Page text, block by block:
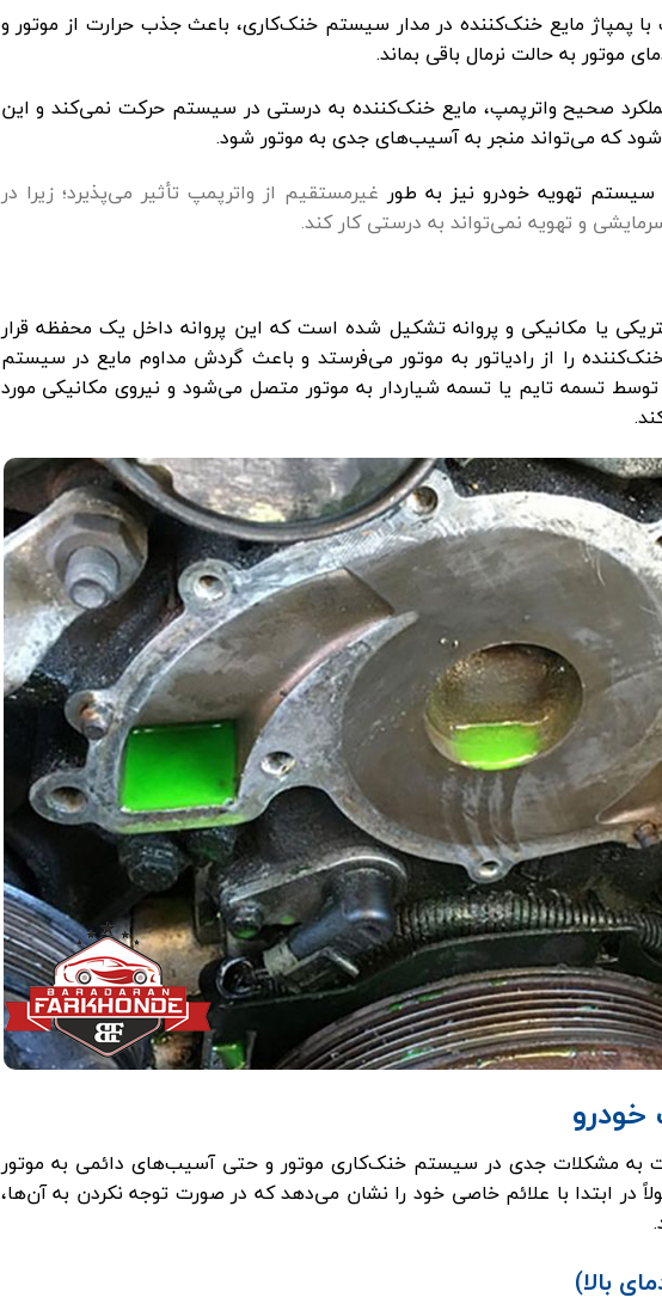
پمپاژ مایع خنک‌کننده در مدار سیستم خنک‌کاری، باعث جذب حرارت از موتور و
موتور به حالت نرمال باقی بماند.
صحیح واترپمپ، مایع خنک‌کننده به درستی در سیستم حرکت نمی‌کند و این
که می‌تواند منجر به آسیب‌های جدی به موتور شود.
تهویه خودرو نیز به طور غیرمستقیم از واترپمپ تأثیر می‌پذیرد؛ زیرا در
و تهویه نمی‌تواند به درستی کار کند.
یا مکانیکی و پروانه تشکیل شده است که این پروانه داخل یک محفظه قرار
را از رادیاتور به موتور می‌فرستد و باعث گردش مداوم مایع در سیستم
تسمه تایم یا تسمه شیاردار به موتور متصل می‌شود و نیروی مکانیکی مورد
خودرو
به مشکلات جدی در سیستم خنک‌کاری موتور و حتی آسیب‌های دائمی به موتور
در ابتدا با علائم خاصی خود را نشان می‌دهد که در صورت توجه نکردن به آن‌ها،
بالا)